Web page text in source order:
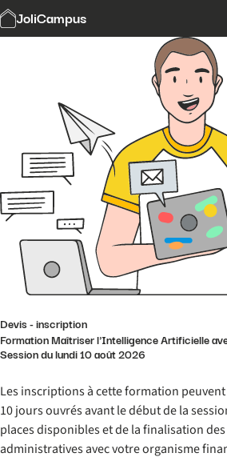
JoliCampus
Modalités et délais d'accès
Formation Maîtriser l'Intelligence Artificielle
Devis - inscription
Session du lundi 10 août 2026
Les inscriptions à cette formation
10 jours ouvrés avant le début de la
places disponibles et de la finalisation
administratives avec votre organisme